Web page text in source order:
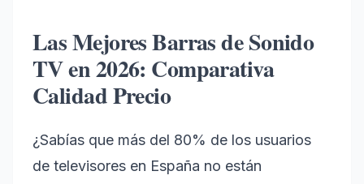
Las Mejores Barras de Sonido
TV en 2026: Comparativa
Calidad Precio
¿Sabías que más del 80% de los usuarios
de televisores en España no están